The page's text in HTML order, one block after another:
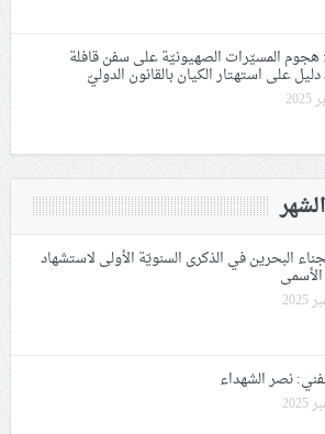
المسيّرات الصهيونيّة على سفن قافلة
على استهتار الكيان بالقانون الدوليّ
البحرين في الذكرى السنويّة الأولى لاستشهاد
نصر الشهداء